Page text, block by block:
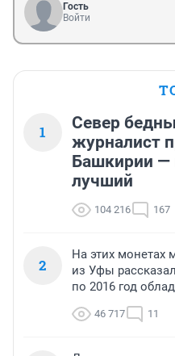
Гость
Войти
1
Север
журналист
Башкирии —
лучший
104 216 167
2
На этих монетах
из Уфы
по 2016 год
46 717 11